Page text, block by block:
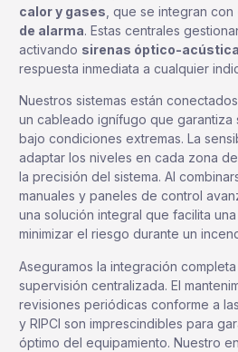
calor y gases , que se integran con
de alarma. Estas centrales
activando sirenas óptico-
respuesta inmediata a cualquier
Nuestros sistemas están
un cableado ignífugo que garantiza
bajo condiciones extremas. La
adaptar los niveles en cada zona
la precisión del sistema. Al
manuales y paneles de control
una solución integral que facilita
minimizar el riesgo durante un
Aseguramos la integración
supervisión centralizada. El
revisiones periódicas conforme a
y RIPCI son imprescindibles para
óptimo del equipamiento. Nuestro